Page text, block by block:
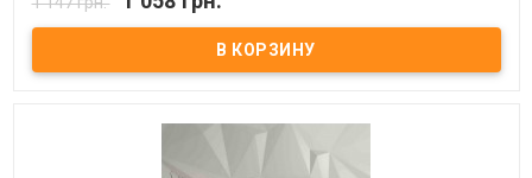
Stella Prima SP-1044 евро Простынь: 220x240 см. - 1 шт.
Пододеяльник: 200x220 см. - 1шт. Наволочки (2 шт.): 50x70 см
Наволочки (2 шт.): 70x70 см Состав: полиэстер 100%, микросатин.
Торговая марка: Stella Prima (Турция).